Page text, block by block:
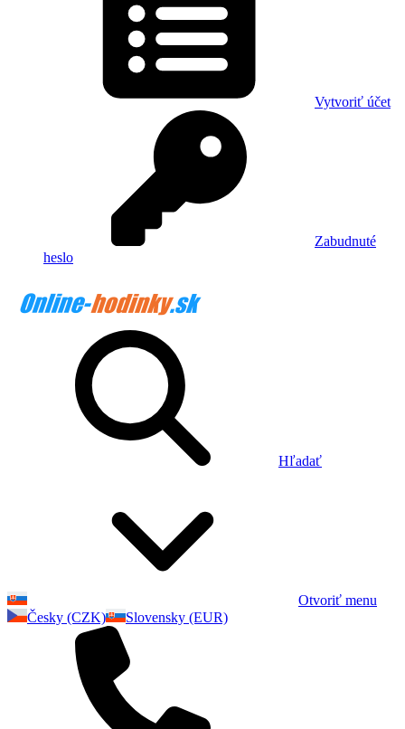
Vytvoriť účet
Zabudnuté
heslo
Hľadať
Otvoriť menu
Česky (CZK)
Slovensky (EUR)